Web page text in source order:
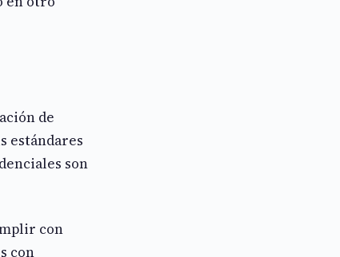
de
estándares
son
con
con